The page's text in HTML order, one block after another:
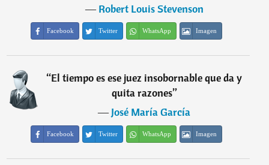
―Robert Louis Stevenson
Facebook Twitter WhatsApp Imagen
“El tiempo es ese juez insobornable que da y
quita razones”
―José María García
Facebook Twitter WhatsApp Imagen